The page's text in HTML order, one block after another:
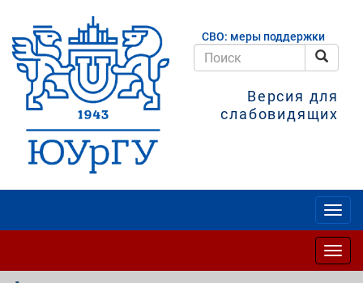
основному
содержанию
СВО: меры поддержки
Версия для
слабовидящих